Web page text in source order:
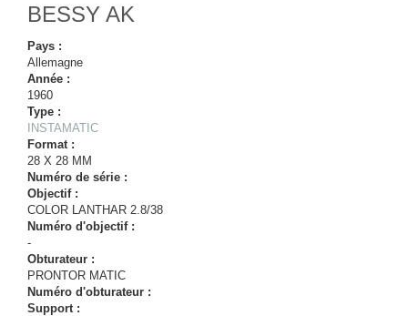
BESSY AK
Pays :
Allemagne
Année :
1960
Type :
INSTAMATIC
Format :
28 X 28 MM
Numéro de série :
Objectif :
COLOR LANTHAR 2.8/38
Numéro d'objectif :
-
Obturateur :
PRONTOR MATIC
Numéro d'obturateur :
Support :